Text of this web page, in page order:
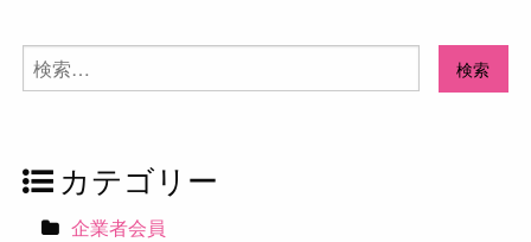
検
索:
カテゴリー
企業者会員